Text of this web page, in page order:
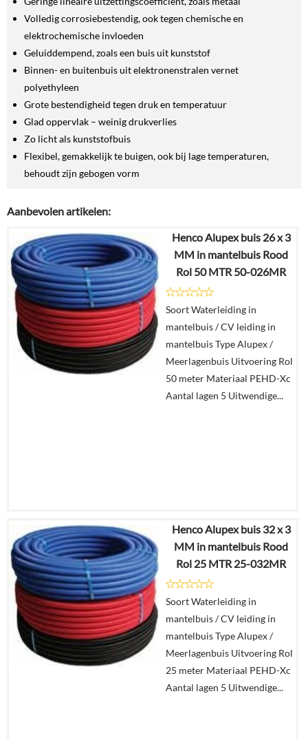
Volledig corrosiebestendig, ook tegen chemische en
elektrochemische invloeden
Geluiddempend, zoals een buis uit kunststof
Binnen- en buitenbuis uit elektronenstralen vernet
polyethyleen
Grote bestendigheid tegen druk en temperatuur
Glad oppervlak – weinig drukverlies
Zo licht als kunststofbuis
Flexibel, gemakkelijk te buigen, ook bij lage temperaturen,
behoudt zijn gebogen vorm
Aanbevolen artikelen:
Henco Alupex buis 26 x 3
MM in mantelbuis Rood
Rol 50 MTR 50-026MR
Soort Waterleiding in
mantelbuis / CV leiding in
mantelbuis Type Alupex /
Meerlagenbuis Uitvoering Rol
50 meter Materiaal PEHD-Xc
Aantal lagen 5 Uitwendige...
€771,98
€350,78
In
winkelmand
Henco Alupex buis 32 x 3
MM in mantelbuis Rood
Rol 25 MTR 25-032MR
Soort Waterleiding in
mantelbuis / CV leiding in
mantelbuis Type Alupex /
Meerlagenbuis Uitvoering Rol
25 meter Materiaal PEHD-Xc
Aantal lagen 5 Uitwendige...